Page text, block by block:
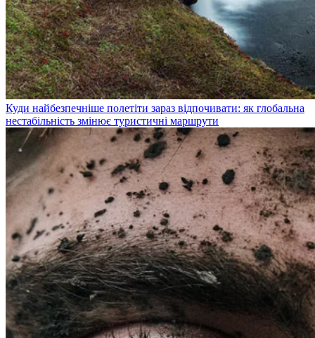
Куди найбезпечніше полетіти зараз відпочивати: як глобальна
нестабільність змінює туристичні маршрути